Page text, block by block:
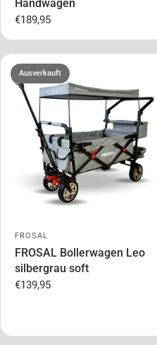
Handwagen
€189,95
Ausverkauft
FROSAL
FROSAL Bollerwagen Leo
silbergrau soft
€139,95